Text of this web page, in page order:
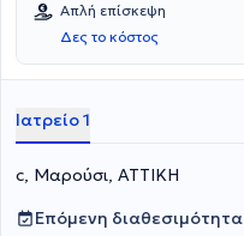
Απλή επίσκεψη
Δες το κόστος
Ιατρείο 1
c, Μαρούσι, ΑΤΤΙΚΗ
Επόμενη διαθεσιμότητα